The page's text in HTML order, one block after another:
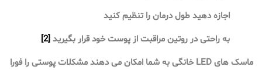
اجازه دهید طول درمان را تنظیم کنید
به راحتی در روتین مراقبت از پوست خود قرار بگیرید[2]
ماسک های LED خانگی به شما امکان می دهند مشکلات پوستی را فورا